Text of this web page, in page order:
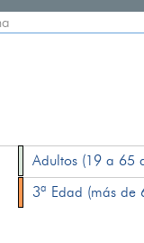
Adultos (19 a 65
3ª Edad (más de